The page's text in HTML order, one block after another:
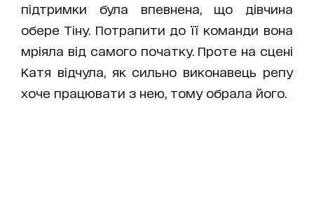
підтримки була впевнена, що дівчина
обере Тіну. Потрапити до її команди вона
мріяла від самого початку. Проте на сцені
Катя відчула, як сильно виконавець репу
хоче працювати з нею, тому обрала його.